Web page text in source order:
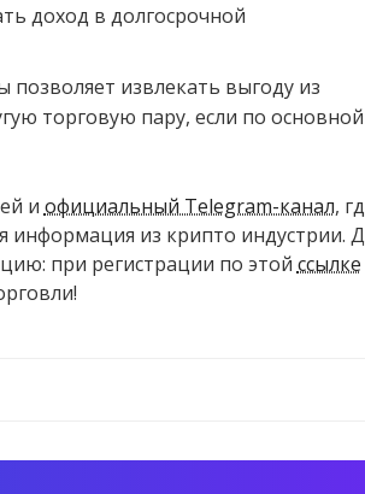
доход в долгосрочной
извлекать выгоду из
торговую пару, если по основной
иофициальный Telegram-канал,
информация из крипто индустрии.
при регистрации по этойссылке